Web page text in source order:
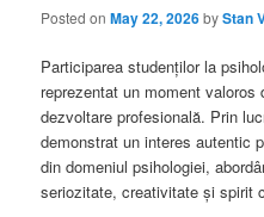
Posted onMay 22, 2026byStan
Participarea studenților la
reprezentat un moment
dezvoltare profesională. Prin
demonstrat un interes autentic
din domeniul psihologiei,
seriozitate, creativitate și spirit